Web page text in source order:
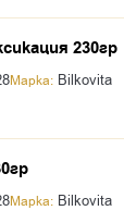
230гр
Марка: Bilkovita
Марка: Bilkovita